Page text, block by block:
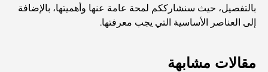
بالتفصيل، حيث سنشارككم لمحة عامة عنها وأهميتها، بالإضافة
إلى العناصر الأساسية التي يجب معرفتها.
مقالات مشابهة